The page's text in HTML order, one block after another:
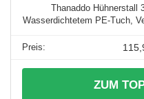
Thanaddo Hühnerstall
Wasserdichtetem PE-Tuch,
ZUM